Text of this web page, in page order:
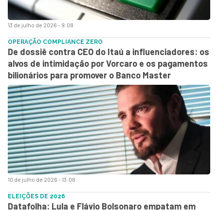
13 de julho de 2026 - 9:08
10 de julho de 2026 - 13:06
OPERAÇÃO COMPLIANCE ZERO
De dossiê contra CEO do Itaú a influenciadores: os
alvos de intimidação por Vorcaro e os pagamentos
bilionários para promover o Banco Master
ELEIÇÕES DE 2026
Datafolha: Lula e Flávio Bolsonaro empatam em